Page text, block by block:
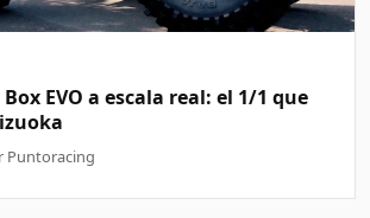
EVO a escala real: el 1/1 que
Puntoracing